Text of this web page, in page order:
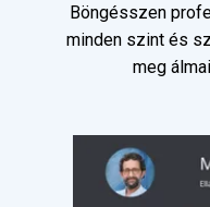
Böngésszen
minden szint és
meg